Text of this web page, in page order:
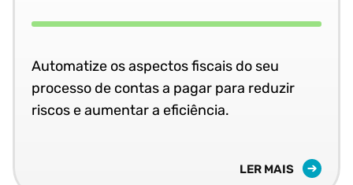
Automatize os aspectos fiscais do seu
processo de contas a pagar para reduzir
riscos e aumentar a eficiência.
LER MAIS